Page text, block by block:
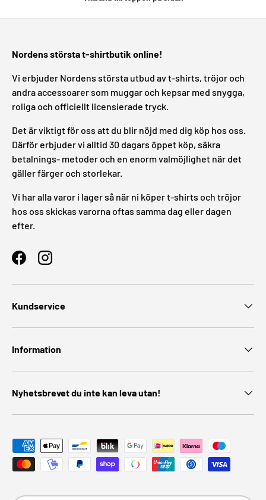
Nordens största t-shirtbutik online!
Vi erbjuder Nordens största utbud av t-shirts, tröjor och
andra accessoarer som muggar och kepsar med snygga,
roliga och officiellt licensierade tryck.
Det är viktigt för oss att du blir nöjd med dig köp hos oss.
Därför erbjuder vi alltid 30 dagars öppet köp, säkra
betalnings- metoder och en enorm valmöjlighet när det
gäller färger och storlekar.
Vi har alla varor i lager så när ni köper t-shirts och tröjor
hos oss skickas varorna oftas samma dag eller dagen
efter.
FacebookInstagram
Kundservice
Information
Nyhetsbrevet du inte kan leva utan!
Godkända betalningsmetoder